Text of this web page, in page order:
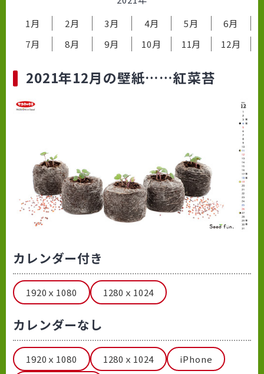
1月
2月 3月 4月 5月
6月
7月
8月 9月 10月 11月 12月
2021年12月の壁紙……紅菜苔
カレンダー付き
1920ｘ1080 1280ｘ1024
カレンダーなし
1920ｘ1080 1280ｘ1024
iPhone